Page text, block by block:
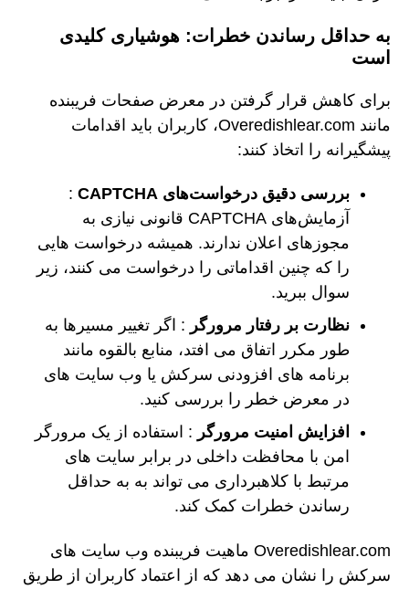
به حداقل رساندن خطرات: هوشیاری کلیدی
است
برای کاهش قرار گرفتن در معرض صفحات فریبنده
مانند Overedishlear.com، کاربران باید اقدامات
پیشگیرانه را اتخاذ کنند:
بررسی دقیق درخواست‌های CAPTCHA
:
آزمایش‌های CAPTCHA قانونی نیازی به
مجوزهای اعلان ندارند. همیشه درخواست هایی
را که چنین اقداماتی را درخواست می کنند، زیر
سوال ببرید.
نظارت بر رفتار مرورگر : اگر تغییر مسیرها به
طور مکرر اتفاق می افتد، منابع بالقوه مانند
برنامه های افزودنی سرکش یا وب سایت های
در معرض خطر را بررسی کنید.
افزایش امنیت مرورگر : استفاده از یک مرورگر
امن با محافظت داخلی در برابر سایت های
مرتبط با کلاهبرداری می تواند به به حداقل
رساندن خطرات کمک کند.
Overedishlear.com ماهیت فریبنده وب سایت های
سرکش را نشان می دهد که از اعتماد کاربران از طریق